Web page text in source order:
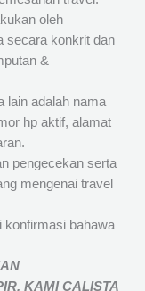
oleh
secara konkrit dan
&
lain adalah nama
hp aktif, alamat
pengecekan serta
mengenai travel
konfirmasi bahawa
KAMICALISTA